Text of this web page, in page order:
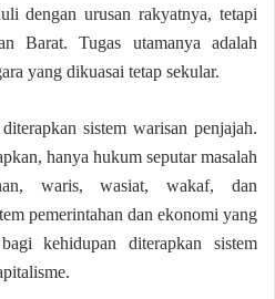
dengan urusan rakyatnya, tetapi
Barat. Tugas utamanya adalah
yang dikuasai tetap sekular.
sistem warisan penjajah.
hanya hukum seputar masalah
waris, wasiat, wakaf, dan
pemerintahan dan ekonomi yang
kehidupan diterapkan sistem